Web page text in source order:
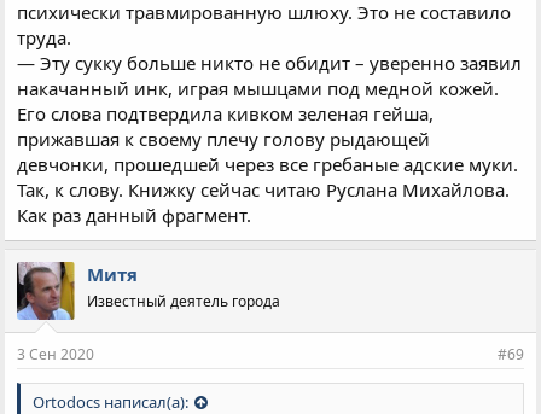
психически травмированную шлюху. Это не составило
труда.
— Эту сукку больше никто не обидит – уверенно заявил
накачанный инк, играя мышцами под медной кожей.
Его слова подтвердила кивком зеленая гейша,
прижавшая к своему плечу голову рыдающей
девчонки, прошедшей через все гребаные адские муки.
Так, к слову. Книжку сейчас читаю Руслана Михайлова.
Как раз данный фрагмент.
Митя
Известный деятель города
3 Сен 2020 #69
Ortodocs написал(а):